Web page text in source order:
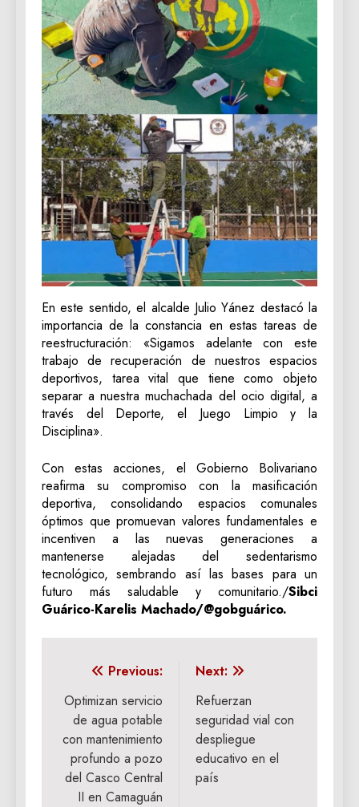
En este sentido, el alcalde Julio Yánez destacó la
importancia de la constancia en estas tareas de
reestructuración: «Sigamos adelante con este
trabajo de recuperación de nuestros espacios
deportivos, tarea vital que tiene como objeto
separar a nuestra muchachada del ocio digital, a
través del Deporte, el Juego Limpio y la
Disciplina».
Con estas acciones, el Gobierno Bolivariano
reafirma su compromiso con la masificación
deportiva, consolidando espacios comunales
óptimos que promuevan valores fundamentales e
incentiven a las nuevas generaciones a
mantenerse alejadas del sedentarismo
tecnológico, sembrando así las bases para un
futuro más saludable y comunitario./Sibci
Guárico-Karelis Machado/@gobguárico.
Navegación
de
entradas
Previous:
Optimizan servicio
de agua potable
con mantenimiento
profundo a pozo
del Casco Central
II en Camaguán
Next:
Refuerzan
seguridad vial con
despliegue
educativo en el
país